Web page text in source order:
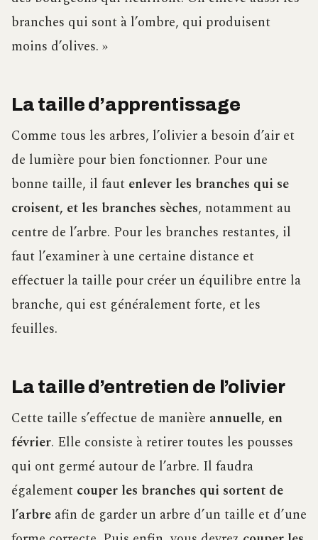
branches qui sont à l’ombre, qui produisent
moins d’olives. »
La taille d’apprentissage
Comme tous les arbres, l’olivier a besoin d’air et
de lumière pour bien fonctionner. Pour une
bonne taille, il faut enlever les branches qui se
croisent, et les branches sèches, notamment au
centre de l’arbre. Pour les branches restantes, il
faut l’examiner à une certaine distance et
effectuer la taille pour créer un équilibre entre la
branche, qui est généralement forte, et les
feuilles.
La taille d’entretien de l’olivier
Cette taille s’effectue de manière annuelle, en
février. Elle consiste à retirer toutes les pousses
qui ont germé autour de l’arbre. Il faudra
également couper les branches qui sortent de
l’arbre afin de garder un arbre d’un taille et d’une